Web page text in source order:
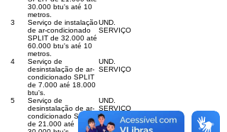
30.000 btu's até 10
metros.
3
Serviço de instalação
de ar-condicionado
SPLIT de 32.000 até
60.000 btu's até 10
metros.
UND.
SERVIÇO
4
Serviço de
desinstalação de ar-
condicionado SPLIT
de 7.000 até 18.000
btu's.
UND.
SERVIÇO
5
Serviço de
desinstalação de ar-
condicionado SPLIT
de 21.000 até
UND.
SERVIÇO